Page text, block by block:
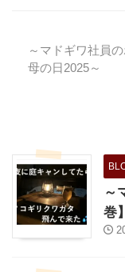
ので なんと2クラスしか
すね
同級生で友達100人出来
～マドギワ社員
母の日2025～
～
巻